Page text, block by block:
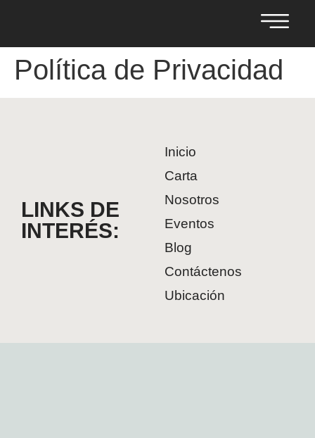
Política de Privacidad
LINKS DE
INTERÉS:
Inicio
Carta
Nosotros
Eventos
Blog
Contáctenos
Ubicación